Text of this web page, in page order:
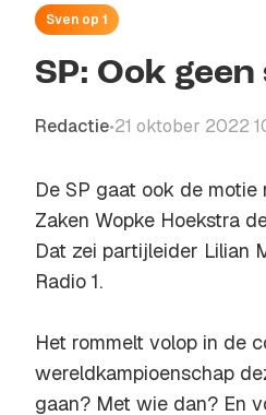
Sven op 1
SP: Ook
Redactie•21 oktober 2022
De SP gaat ook de
Zaken Wopke Hoekstra
Dat zei partijleider Lilian
Radio 1.
Het rommelt volop in de
wereldkampioenschap
gaan? Met wie dan? En